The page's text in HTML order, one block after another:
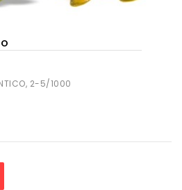
2-5/1000